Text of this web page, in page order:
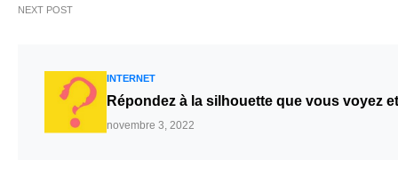
NEXT POST
INTERNET
Répondez à la silhouette que vous voyez
novembre 3, 2022